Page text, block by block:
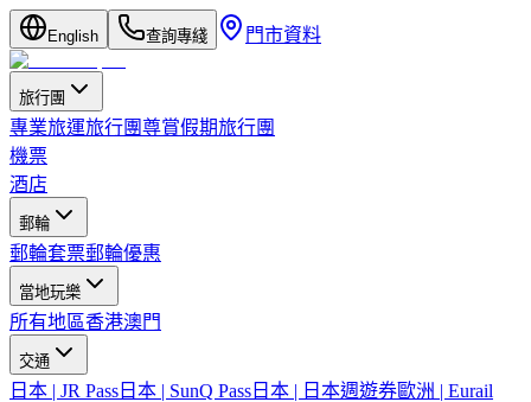
English 查詢專綫 門市資料
旅行團
專業旅運旅行團尊賞假期旅行團
機票
酒店
郵輪
郵輪套票郵輪優惠
當地玩樂
所有地區香港澳門
交通
日本 | JR Pass 日本 | SunQ Pass 日本 | 日本週遊券歐洲 | Eurail